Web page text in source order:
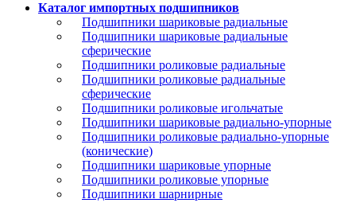
Каталог импортных подшипников
Подшипники шариковые радиальные
Подшипники шариковые радиальные
сферические
Подшипники роликовые радиальные
Подшипники роликовые радиальные
сферические
Подшипники роликовые игольчатые
Подшипники шариковые радиально-упорные
Подшипники роликовые радиально-упорные
(конические)
Подшипники шариковые упорные
Подшипники роликовые упорные
Подшипники шарнирные